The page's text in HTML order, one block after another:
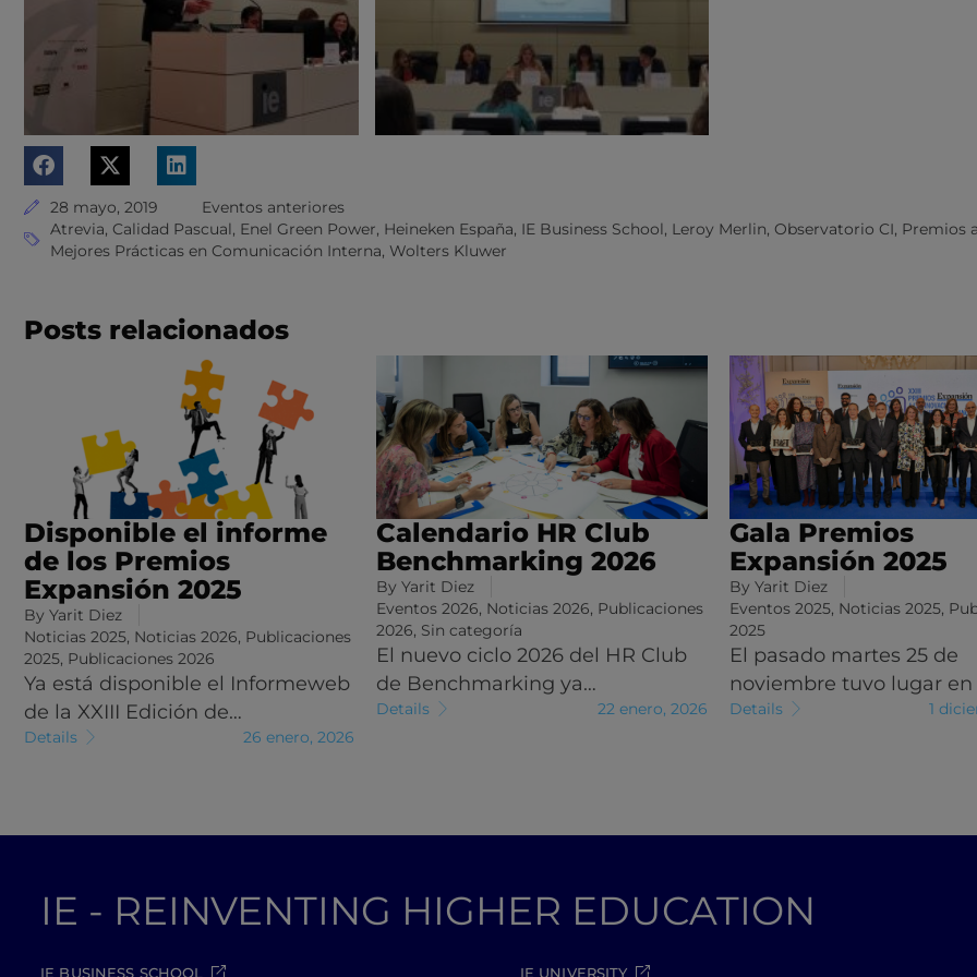
28 mayo, 2019
Eventos anteriores
Atrevia, Calidad Pascual, Enel Green Power, Heineken España, IE Business School, Leroy Merlin, Observatorio CI, Premios
Mejores Prácticas en Comunicación Interna, Wolters Kluwer
Posts relacionados
Disponible el informe
de los Premios
Expansión 2025
By Yarit Diez
Noticias 2025, Noticias 2026, Publicaciones
2025, Publicaciones 2026
Ya está disponible el Informeweb
de la XXIII Edición de…
Details 26 enero, 2026
Calendario HR Club
Benchmarking 2026
ByYarit Diez
Eventos 2026, Noticias 2026, Publicaciones
2026, Sin categoría
El nuevo ciclo 2026 del HR Club
de Benchmarking ya…
Details 22 enero, 2026
Gala Premios
Expansión 2025
By Yarit Diez
Eventos 2025, Noticias 2025,
2025
El pasado martes 25 de
noviembre tuvo lugar en
Details 1
IE - REINVENTING HIGHER EDUCATION
IE BUSINESS SCHOOL IE UNIVERSITY